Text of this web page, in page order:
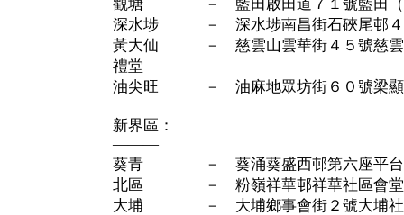
觀塘 － 藍田啟田道７１號藍田（
深水埗 － 深水埗南昌街石硤尾邨４
黃大仙 － 慈雲山雲華街４５號慈雲
禮堂
油尖旺 － 油麻地眾坊街６０號梁顯
新界區：
———
葵青 － 葵涌葵盛西邨第六座平台
北區 － 粉嶺祥華邨祥華社區會堂
大埔 － 大埔鄉事會街２號大埔社